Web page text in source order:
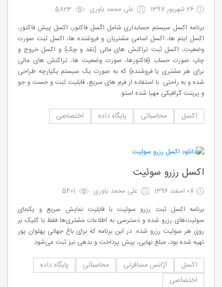
26 شهریور 1397 علی محمد یاوری
5823
برنامه اکسل سیستم جسابداری شامل اگسل فاکتور، اکسل پیش فاکتور،
اکسل ایتم ها، اکسل اسامی مشتریان و فروشنده ها، اکسل ثبت صورت
وضعیت، اکسل ثبت تراکنش های مالی (نقد و چک) و اکسل خروج و
چاپ صورت حساب (فاکتورها، صورت وضعیت ها، تراکنش های مالی
برای هر مشتری یا فروشنده) که به صورت یک سیستم یکپارچه طراحی
شده و به راحتی با استفاده از فرم های سریع، قابلیت ثبت و جست و جو
و پرینت گرافیکی مهیا شده استو.
اکسل محاسباتی پایگاه داده اختصاصی
اکسل رزرو سوئیت
08 اسفند 1396 علی محمد یاوری
5401
برنامه اکسل ثبت رزرو سوئیت با قابلیت نمایش سریع و یکجای
سوئیت‌های رزرو شده و دسترسی به اطلاعات مشتری‌ها فقط با کلیک بر
روی هر سوئیت رزرو شده. در این برنامه که برای باغ جهانی پهلوان پور
تهیه شده بود، مبلغ نهایی، پیش پرداخت و بدهی نیز ثبت می‌شود.
اکسل آژانس مسافرتی محاسباتی
پایگاه داده
اختصاصی